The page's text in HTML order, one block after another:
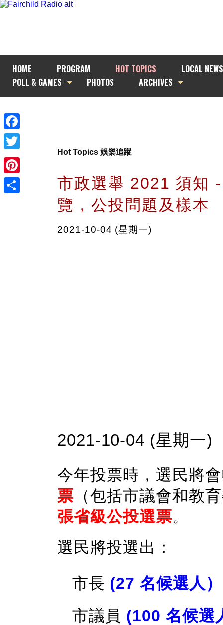
HOME PROGRAM HOT TOPICS
LOCAL NEWS
POLL & GAMES
PHOTOS ARCHIVES
Facebook
Twitter
Pinterest
Hot Topics 娛樂追蹤
市政選舉 2021 須知
覽，公投問題及樣本
2021-10-04 (星期一)
2021-10-04 (星期一)
今年投票時，選民將
票 （包括市議會和教
張省級公投選票。
選民將投選出：
市長 (27 名候選人）
市議員 (100 名候選